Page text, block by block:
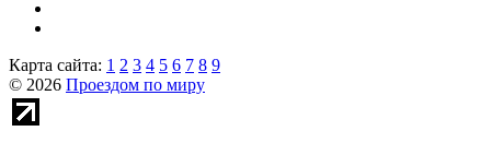
Карта сайта: 1 2 3 4 5 6 7 8 9
© 2026 Проездом по миру